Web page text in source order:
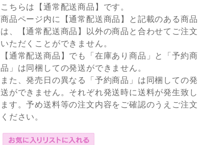
こちらは【通常配送商品】です。
商品ページ内に【通常配送商品】と記載のある商品
は、【通常配送商品】以外の商品と合わせてご注文
いただくことができません。
【通常配送商品】でも「在庫あり商品」と「予約商
品」は同梱しての発送ができません。
また、発売日の異なる「予約商品」は同梱しての発
送ができません。それぞれ発送時に送料が発生致し
ます。予め送料等の注文内容をご確認のうえご注文
ください。